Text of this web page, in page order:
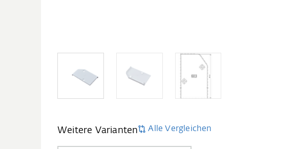
Weitere Varianten Alle Vergleichen